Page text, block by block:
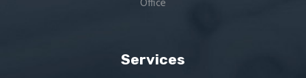
Services